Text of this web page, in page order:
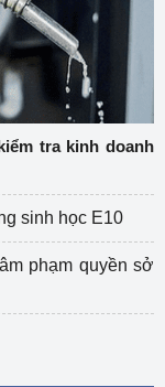
tra kinh doanh
sinh học E10
phạm quyền sở